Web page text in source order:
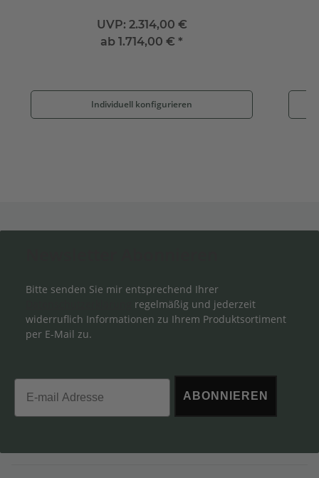
UVP: 2.314,00 €
ab1.714,00 € *
Individuell konfigurieren
Bitte senden Sie mir entsprechend Ihrer
regelmäßig und jederzeit
widerruflich Informationen zu Ihrem Produktsortiment
per E-Mail zu.
Email
ABONNIEREN